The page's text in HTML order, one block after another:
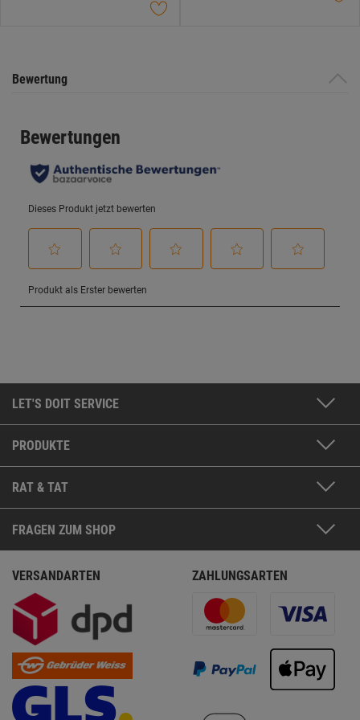
Bewertung
LET'S DOIT SERVICE
PRODUKTE
RAT & TAT
FRAGEN ZUM SHOP
VERSANDARTEN ZAHLUNGSARTEN